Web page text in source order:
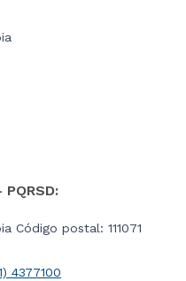
Código postal: 111071
4377100